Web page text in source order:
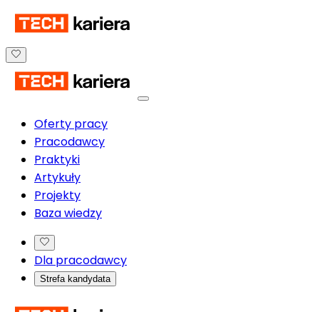
Oferty pracy
Pracodawcy
Praktyki
Artykuły
Projekty
Baza wiedzy
Dla pracodawcy
Strefa kandydata